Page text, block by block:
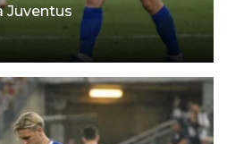
Juventus